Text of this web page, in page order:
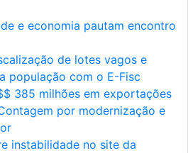
e economia pautam encontro
de lotes vagos e
população com o E-Fisc
385 milhões em exportações
por modernização e
instabilidade no site da